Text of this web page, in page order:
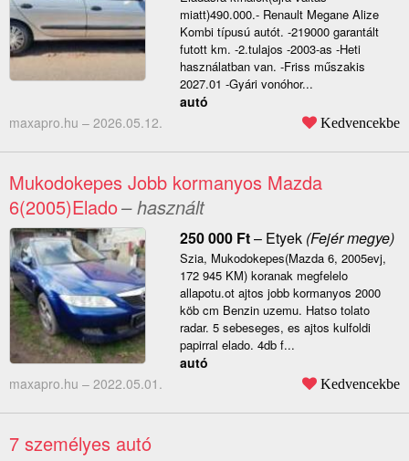
miatt)490.000.- Renault Megane Alize
Kombi típusú autót. -219000 garantált
futott km. -2.tulajos -2003-as -Heti
használatban van. -Friss műszakis
2027.01 -Gyári vonóhor...
autó
maxapro.hu – 2026.05.12. Kedvencekbe
Mukodokepes Jobb kormanyos Mazda
6(2005)Elado– használt
250 000 Ft– Etyek(Fejér megye)
Szia, Mukodokepes(Mazda 6, 2005evj,
172 945 KM) koranak megfelelo
allapotu.ot ajtos jobb kormanyos 2000
köb cm Benzin uzemu. Hatso tolato
radar. 5 sebeseges, es ajtos kulfoldi
papirral elado. 4db f...
autó
maxapro.hu – 2022.05.01. Kedvencekbe
7 személyes autó